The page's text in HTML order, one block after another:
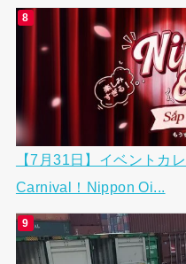
【7月31日】イベントカ
Carnival！Nippon Oi...